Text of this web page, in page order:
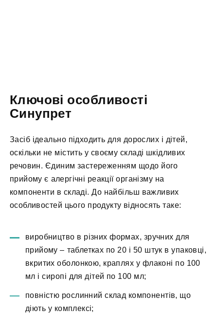
Ключові особливості
Синупрет
Засіб ідеально підходить для дорослих і дітей,
оскільки не містить у своєму складі шкідливих
речовин. Єдиним застереженням щодо його
прийому є алергічні реакції організму на
компоненти в складі. До найбільш важливих
особливостей цього продукту відносять таке:
виробництво в різних формах, зручних для
прийому – таблетках по 20 і 50 штук в упаковці,
вкритих оболонкою, краплях у флаконі по 100
мл і сиропі для дітей по 100 мл;
повністю рослинний склад компонентів, що
діють у комплексі;